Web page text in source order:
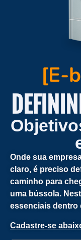
[E-
Onde sua
claro, é preciso
caminho para
uma bússola.
essenciais dentro
Cadastre-se